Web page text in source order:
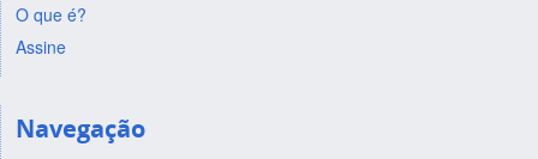
O que é?
Assine
Navegação